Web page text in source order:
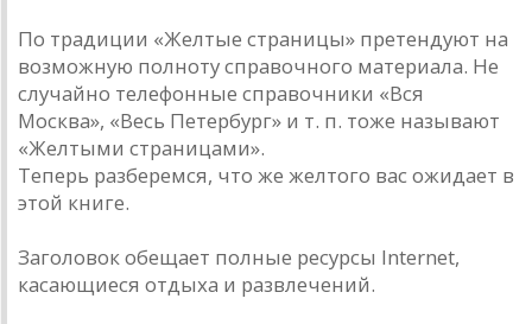
По традиции «Желтые страницы» претендуют на
возможную полноту справочного материала. Не
случайно телефонные справочники «Вся
Москва», «Весь Петербург» и т. п. тоже называют
«Желтыми страницами».
Теперь разберемся, что же желтого вас ожидает в
этой книге.
Заголовок обещает полные ресурсы Internet,
касающиеся отдыха и развлечений.